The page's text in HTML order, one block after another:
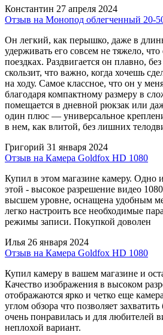
Константин 27 апреля 2024
Отзыв на Монопод облегченный 20-
Он легкий, как перышко, даже в
удерживать его совсем не тяжело,
поездках. Раздвигается он плавно,
скользит, что важно, когда хочешь
на ходу. Самое классное, что он у
благодаря компактному размеру в
помещается в дневной рюкзак или
один плюс — универсальное
в нем, как влитой, без лишних
Григорий 31 января 2024
Отзыв на Камера Goldfox HD 1080
Купил в этом магазине камеру. Одно
этой - высокое разрешение видео
высшем уровне, оснащена удобным
легко настроить все необходимые
режимы записи. Покупкой доволен
Илья 26 января 2024
Отзыв на Камера Goldfox HD 1080
Купил камеру в вашем магазине и
Качество изображения в высоком
отображаются ярко и четко еще
углом обзора что позволяет
очень понравилась и для любителей
неплохой вариант.